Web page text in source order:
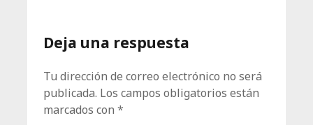
Deja una respuesta
Tu dirección de correo electrónico no será
publicada. Los campos obligatorios están
marcados con*